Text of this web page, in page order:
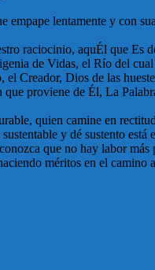
empape lentamente y con
raciocinio, aquÉl que Es
de Vidas, el Río del
Creador, Dios de las
proviene de Él, La
quien camine en
y dé sustento está
que no hay labor más
méritos en el camino